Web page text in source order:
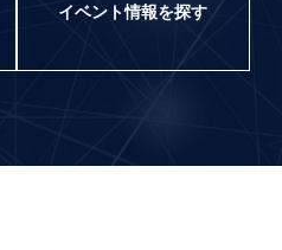
イベント情報を探す